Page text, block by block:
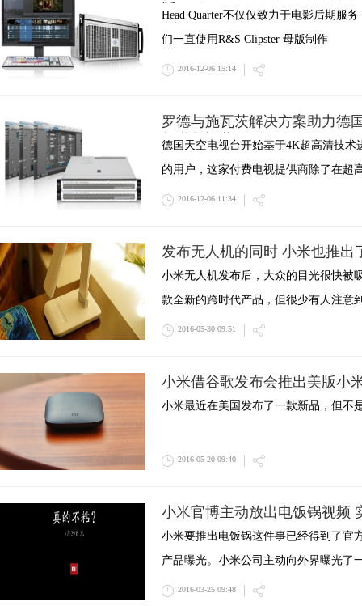
版
Head Quarter不仅仅致力于电影后期服
们一直使用R&S Clipster 母版制作
2016-12-06 15:14
罗德与施瓦茨解决方案助力德
频道的运营
德国天空电视台开始基于4K超高清技术
的用户，这家付费电视提供商除了在超
2016-12-06 11:34
发布无人机的同时 小米也推出
小米无人机发布后，大众的目光很快被
款全新的跨时代产品，但很少有人注意
2016-05-30 09:51
小米借谷歌发布会推出美版小
小米最近在美国发布了一款新品，但不
2016-05-20 09:40
小米官博主动放出电饭锅视频
小米要推出电饭锅这件事已经得到了官
产品曝光。小米公司主动向外界曝光了
2016-03-25 09:48